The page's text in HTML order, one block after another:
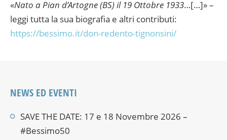
«Nato a Pian d’Artogne (BS) il 19 Ottobre 1933…[…]» –
leggi tutta la sua biografia e altri contributi:
https://bessimo.it/don-redento-tignonsini/
NEWS ED EVENTI
SAVE THE DATE: 17 e 18 Novembre 2026 –
#Bessimo50